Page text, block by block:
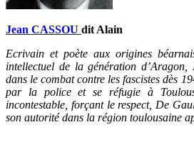
Jean CASSOU dit Alain
Ecrivain et poète aux origines
intellectuel de la génération
dans le combat contre les fascistes dès
par la police et se réfugie à
incontestable, forçant le respect, De
son autorité dans la région toulousaine